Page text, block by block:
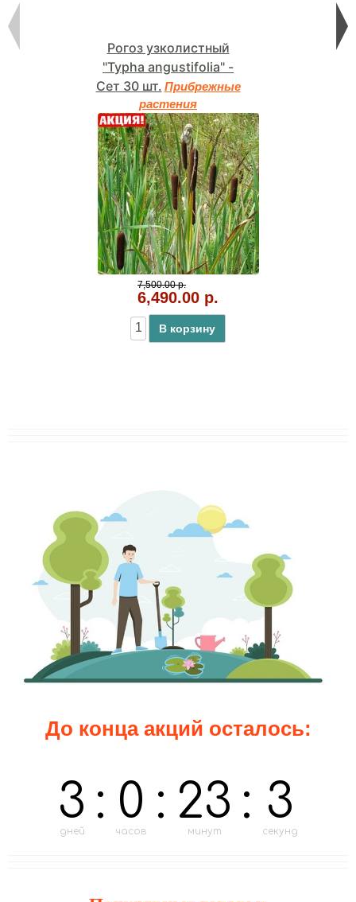
Рогоз узколистный
"Typha angustifolia" -
Сет 30 шт. Прибрежные
растения
7,500.00 р.
6,490.00 р.
В корзину
До конца акций осталось:
3
дней
: 0
часов
: 23
минут
: 1
секунд